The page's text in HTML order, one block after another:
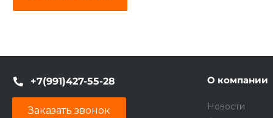
+7(991)427-55-28
Заказать звонок
О компании
Новости